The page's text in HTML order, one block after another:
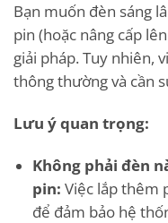
Bạn muốn đèn sáng
pin (hoặc nâng cấp
giải pháp. Tuy nhiên,
thông thường và cần
Lưu ý quan trọng:
Không phải đèn
pin: Việc lắp thêm
để đảm bảo hệ